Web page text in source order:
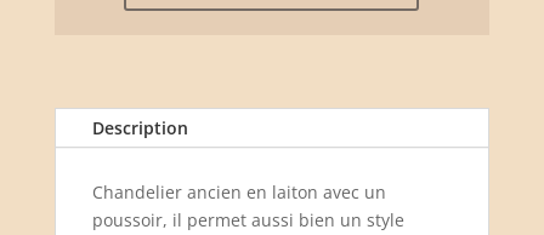
Description
Chandelier ancien en laiton avec un
poussoir, il permet aussi bien un style